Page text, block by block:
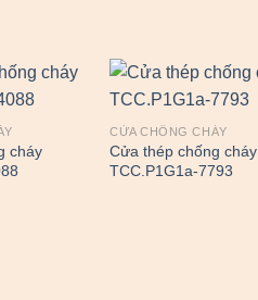
cháy
CỬA CHỐNG CHÁY
Cửa thép chống cháy
TCC.P1G1a-7793